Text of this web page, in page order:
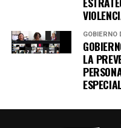
GOBIERNO
LA